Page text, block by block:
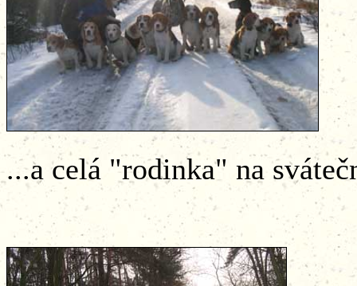
...a celá "rodinka" na